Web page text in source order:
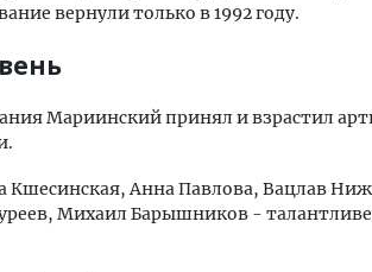
вернули только в 1992 году.
Мариинский принял и взрастил
Кшесинская, Анна Павлова, Вацлав
Михаил Барышников -